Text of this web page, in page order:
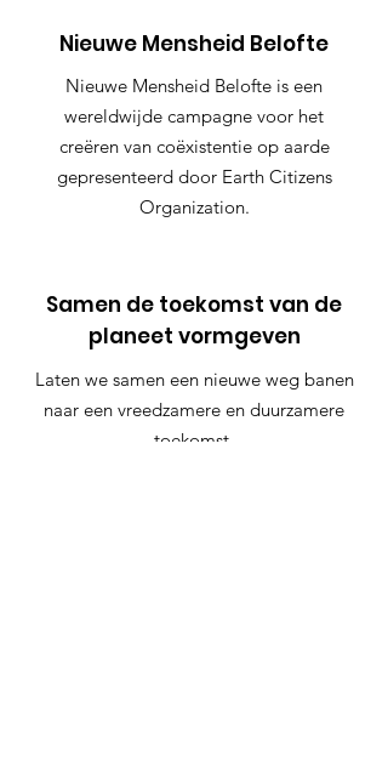
Nieuwe Mensheid Belofte
Nieuwe Mensheid Belofte is een
wereldwijde campagne voor het
creëren van coëxistentie op aarde
gepresenteerd door Earth Citizens
Organization.
Samen de toekomst van de
planeet vormgeven
Laten we samen een nieuwe weg banen
naar een vreedzamere en duurzamere
toekomst.